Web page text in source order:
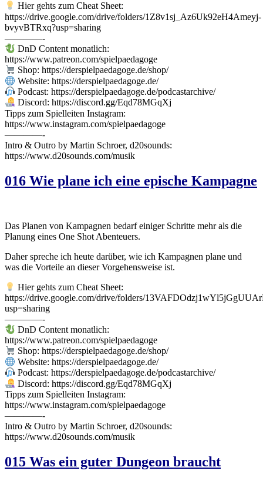
Hier gehts zum Cheat Sheet:
https://drive.google.com/drive/folders/1Z8v1sj_Az6Uk92eH4Ameyj-
bvyvBTRxq?usp=sharing
————-
DnD Content monatlich:
https://www.patreon.com/spielpaedagoge
Shop: https://derspielpaedagoge.de/shop/
Website: https://derspielpaedagoge.de/
Podcast: https://derspielpaedagoge.de/podcastarchive/
Discord: https://discord.gg/Eqd78MGqXj
Tipps zum Spielleiten Instagram:
https://www.instagram.com/spielpaedagoge
————-
Intro & Outro by Martin Schroer, d20sounds:
https://www.d20sounds.com/musik
016 Wie plane ich eine epische Kampagne
Das Planen von Kampagnen bedarf einiger Schritte mehr als die
Planung eines One Shot Abenteuers.
Daher spreche ich heute darüber, wie ich Kampagnen plane und
was die Vorteile an dieser Vorgehensweise ist.
Hier gehts zum Cheat Sheet:
https://drive.google.com/drive/folders/
usp=sharing
————-
DnD Content monatlich:
https://www.patreon.com/spielpaedagoge
Shop: https://derspielpaedagoge.de/shop/
Website: https://derspielpaedagoge.de/
Podcast: https://derspielpaedagoge.de/podcastarchive/
Discord: https://discord.gg/Eqd78MGqXj
Tipps zum Spielleiten Instagram:
https://www.instagram.com/spielpaedagoge
————-
Intro & Outro by Martin Schroer, d20sounds:
https://www.d20sounds.com/musik
015 Was ein guter Dungeon braucht